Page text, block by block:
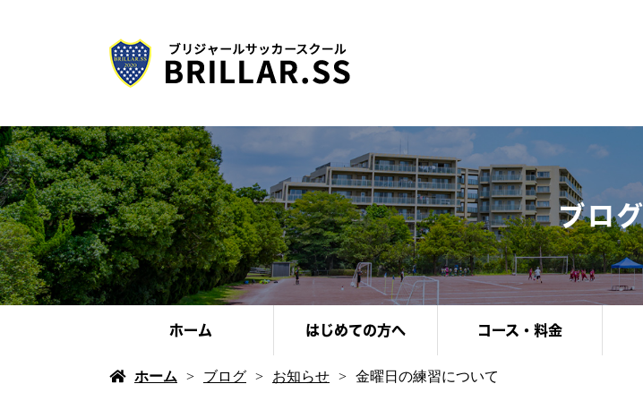
ブログ
ホーム はじめての方へ コース・料金
ホーム ブログ お知らせ 金曜日の練習について